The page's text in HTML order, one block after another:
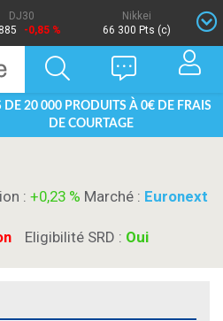
DJ30
-0,85 %
Nikkei
66 300 Pts (c)
DE 20 000 PRODUITS À 0€ DE FRAIS
DE COURTAGE
: +0,23 % Marché : Euronext
Eligibilité SRD : Oui